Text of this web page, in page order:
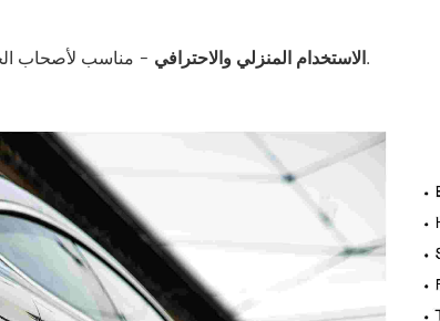
الاستخدام المنزلي والاحترافي- مناسب لأصحاب الخبرة في ترميم المنازل والرسامين الخبراء.